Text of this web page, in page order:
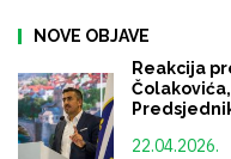
NOVE OBJAVE
Reakcija
22.04.2026.